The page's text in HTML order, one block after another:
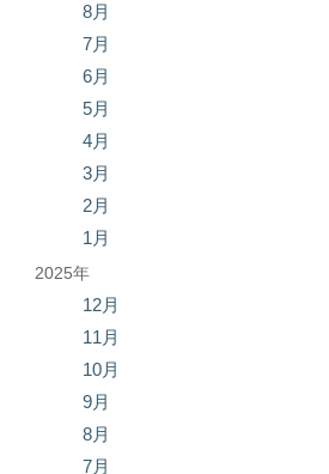
8月
7月
6月
5月
4月
3月
2月
1月
2025年
12月
11月
10月
9月
8月
7月